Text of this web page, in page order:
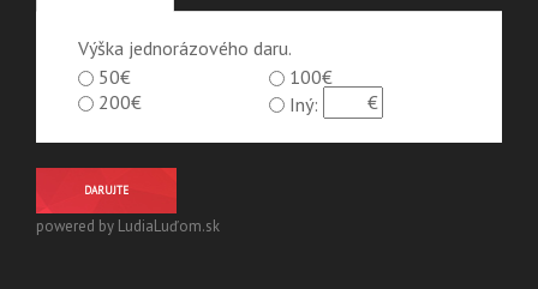
Výška jednorázového daru.
50€
100€
200€
Iný:
DARUJTE
powered by LudiaLuďom.sk